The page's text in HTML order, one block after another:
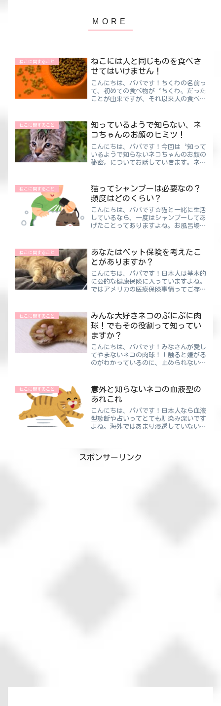
ねこに関すること
ねこには人と同じものを食べさ
せてはいけません！
こんにちは、パパです！ちくわの名前っ
て、初めての食べ物が〝ちくわ〟だった
ことが由来ですが、それ以来人の食べ物
ころ人の食べ物を与えていました。（ネ
ットがない時代）大怪我を...
ねこに関すること
知っているようで知らない、ネ
コちゃんのお顔のヒミツ！
こんにちは、パパです！今回は〝知って
いるようで知らないネコちゃんのお顔の
秘密〟についてお話していきます。ネコ
として獲物を捕らえるため機能的にでき
ています。それぞれのお顔...
ねこに関すること
猫ってシャンプーは必要なの？
頻度はどのくらい？
こんにちは、パパです☆猫と一緒に生活
しているなら、一度はシャンプーしてあ
げたことってありますよね。お風呂場で
びしょびしょに…引っ搔き傷が体のいた
るところに…などなどすご...
ねこに関すること
あなたはペット保険を考えたこ
とがありますか？
こんにちは、パパです！日本人は基本的
に公的な健康保険に入っていますよね。
ではアメリカの医療保険事情ってご存じ
の一部の人を対象にしているため、一般
の人は民間保険に加入する...
ねこに関すること
みんな大好きネコのぷにぷに肉
球！でもその役割って知ってい
ますか？
こんにちは、パパです！みなさんが愛し
てやまないネコの肉球！！触ると嫌がる
のがわかっているのに、止められない衝
と家猫を比べても、硬い・熱い・冷たい
環境にいる外猫の方が硬い...
ねこに関すること
意外と知らないネコの血液型の
あれこれ
こんにちは、パパです！日本人なら血液
型診断や占いってとても馴染み深いです
よね。海外ではあまり浸透していないよ
か？ほとんどの方が知らない...
スポンサーリンク